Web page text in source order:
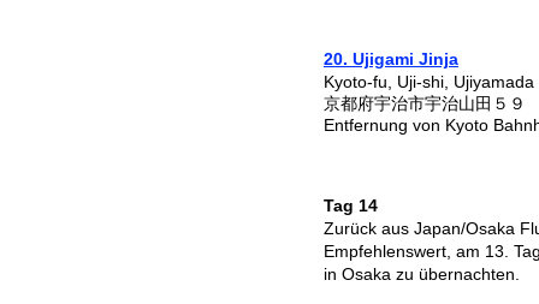
20. Ujigami Jinja
Kyoto-fu, Uji-shi, Ujiyamada
京都府宇治市宇治山田５９
Entfernung von Kyoto
Tag 14
Zurück aus Japan/Osaka
Empfehlenswert, am 13.
in Osaka zu übernachten.